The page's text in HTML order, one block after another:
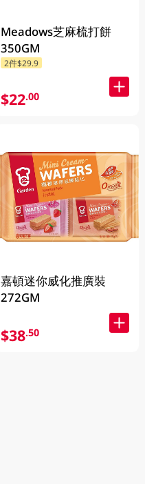
Meadows芝麻梳打餅
350GM
2件$29.9
$22.00
嘉頓迷你威化推廣裝
272GM
$38.50